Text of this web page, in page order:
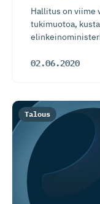
Hallitus on viime
tukimuotoa,
02.06.2020
Talous